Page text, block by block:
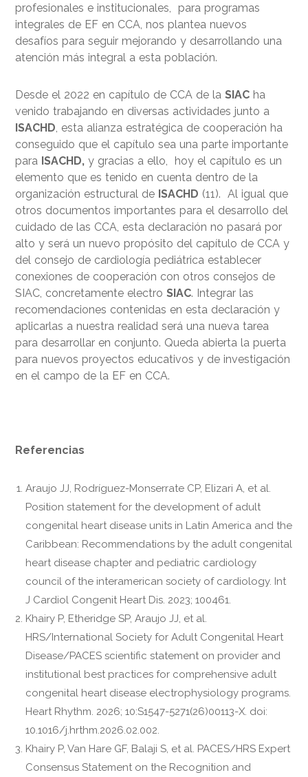
profesionales e institucionales, para programas
integrales de EF en CCA, nos plantea nuevos
desafíos para seguir mejorando y desarrollando una
atención más integral a esta población.
Desde el 2022 en capítulo de CCA de la SIAC ha
venido trabajando en diversas actividades junto a
ISACHD, esta alianza estratégica de cooperación ha
conseguido que el capítulo sea una parte importante
para ISACHD, y gracias a ello, hoy el capítulo es un
elemento que es tenido en cuenta dentro de la
organización estructural de ISACHD (11). Al igual que
otros documentos importantes para el desarrollo del
cuidado de las CCA, esta declaración no pasará por
alto y será un nuevo propósito del capítulo de CCA y
del consejo de cardiología pediátrica establecer
conexiones de cooperación con otros consejos de
SIAC, concretamente electro SIAC. Integrar las
recomendaciones contenidas en esta declaración y
aplicarlas a nuestra realidad será una nueva tarea
para desarrollar en conjunto. Queda abierta la puerta
para nuevos proyectos educativos y de investigación
en el campo de la EF en CCA.
Referencias
Araujo JJ, Rodríguez-Monserrate CP, Elizari A, et al.
Position statement for the development of adult
congenital heart disease units in Latin America and the
Caribbean: Recommendations by the adult congenital
heart disease chapter and pediatric cardiology
council of the interamerican society of cardiology. Int
J Cardiol Congenit Heart Dis. 2023; 100461.
Khairy P, Etheridge SP, Araujo JJ, et al.
HRS/International Society for Adult Congenital Heart
Disease/PACES scientific statement on provider and
institutional best practices for comprehensive adult
congenital heart disease electrophysiology programs.
Heart Rhythm. 2026; 10:S1547-5271(26)00113-X. doi:
10.1016/j.hrthm.2026.02.002.
Khairy P, Van Hare GF, Balaji S, et al. PACES/HRS Expert
Consensus Statement on the Recognition and